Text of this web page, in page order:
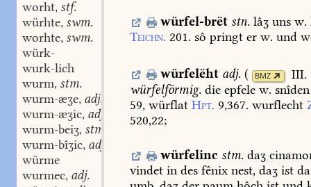
worht, stf.
würhte, swm.
worhte, swm.
würk-
wurk-lich
wurm, stm.
wurm-æʒe, adj.
wurm-æʒic, adj.
wurm-beiʒ, stm.
wurm-bîʒic, adj.
würme
wurmec, adj.
würfel-brët stn. lâʒunsw.
Teichn. 201. sô pringt er w. und
würfelëht adj. ( BMZ
III.
würfelförmig. die epfele w. snîden
59, würflat Hpt. 9,367. wurflecht
520,22;
würfelinc stm. daʒ
vindet in des fênix nest, daʒ ist